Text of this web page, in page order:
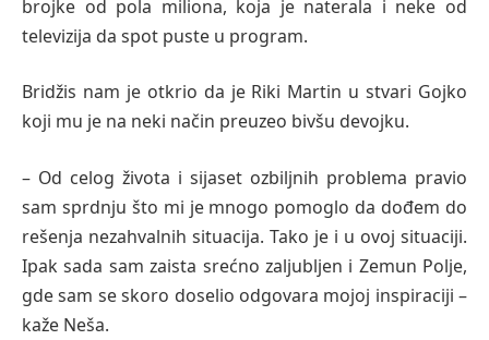
brojke od pola miliona, koja je naterala i neke od
televizija da spot puste u program.
Bridžis nam je otkrio da je Riki Martin u stvari Gojko
koji mu je na neki način preuzeo bivšu devojku.
– Od celog života i sijaset ozbiljnih problema pravio
sam sprdnju što mi je mnogo pomoglo da dođem do
rešenja nezahvalnih situacija. Tako je i u ovoj situaciji.
Ipak sada sam zaista srećno zaljubljen i Zemun Polje,
gde sam se skoro doselio odgovara mojoj inspiraciji –
kaže Neša.